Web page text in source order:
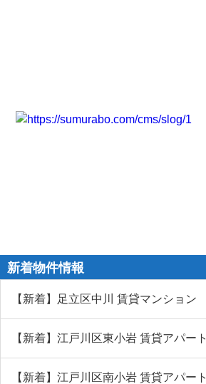
新着物件情報
【新着】足立区中川 賃貸マンション
【新着】江戸川区東小岩 賃貸アパート
【新着】江戸川区南小岩 賃貸アパート